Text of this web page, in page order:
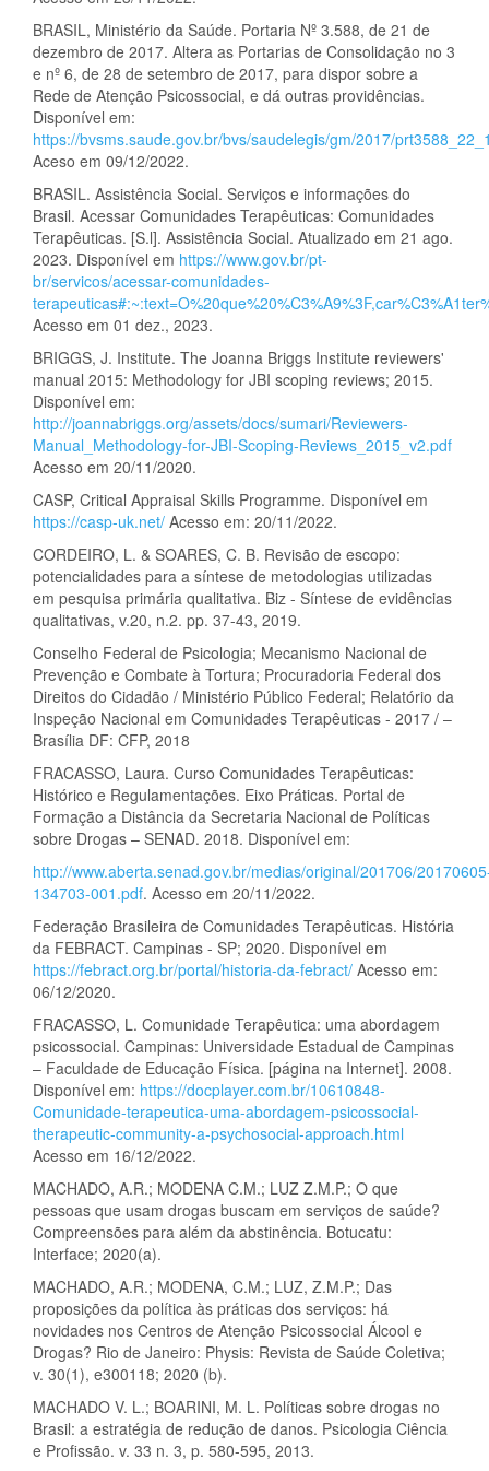
BRASIL, Ministério da Saúde. Portaria Nº 3.588, de 21 de
dezembro de 2017. Altera as Portarias de Consolidação no 3
e nº 6, de 28 de setembro de 2017, para dispor sobre a
Rede de Atenção Psicossocial, e dá outras providências.
Disponível em:
https://bvsms.saude.gov.br/bvs/saudelegis/gm/2017/
Aceso em 09/12/2022.
BRASIL. Assistência Social. Serviços e informações do
Brasil. Acessar Comunidades Terapêuticas: Comunidades
Terapêuticas. [S.l]. Assistência Social. Atualizado em 21 ago.
2023. Disponível em https://www.gov.br/pt-
br/servicos/acessar-comunidades-
Acesso em 01 dez., 2023.
BRIGGS, J. Institute. The Joanna Briggs Institute reviewers'
manual 2015: Methodology for JBI scoping reviews; 2015.
Disponível em:
http://joannabriggs.org/assets/docs/sumari/Reviewers-
Manual_Methodology-for-JBI-Scoping-Reviews_2015_v2.pdf
Acesso em 20/11/2020.
CASP, Critical Appraisal Skills Programme. Disponível em
https://casp-uk.net/ Acesso em: 20/11/2022.
CORDEIRO, L. & SOARES, C. B. Revisão de escopo:
potencialidades para a síntese de metodologias utilizadas
em pesquisa primária qualitativa. Biz - Síntese de evidências
qualitativas, v.20, n.2. pp. 37-43, 2019.
Conselho Federal de Psicologia; Mecanismo Nacional de
Prevenção e Combate à Tortura; Procuradoria Federal dos
Direitos do Cidadão / Ministério Público Federal; Relatório da
Inspeção Nacional em Comunidades Terapêuticas - 2017 / –
Brasília DF: CFP, 2018
FRACASSO, Laura. Curso Comunidades Terapêuticas:
Histórico e Regulamentações. Eixo Práticas. Portal de
Formação a Distância da Secretaria Nacional de Políticas
sobre Drogas – SENAD. 2018. Disponível em:
http://www.aberta.senad.gov.br/medias/original/201706/
134703-001.pdf. Acesso em 20/11/2022.
Federação Brasileira de Comunidades Terapêuticas. História
da FEBRACT. Campinas - SP; 2020. Disponível em
https://febract.org.br/portal/historia-da-febract/ Acesso em:
06/12/2020.
FRACASSO, L. Comunidade Terapêutica: uma abordagem
psicossocial. Campinas: Universidade Estadual de Campinas
– Faculdade de Educação Física. [página na Internet]. 2008.
Disponível em: https://docplayer.com.br/10610848-
Comunidade-terapeutica-uma-abordagem-psicossocial-
therapeutic-community-a-psychosocial-approach.html
Acesso em 16/12/2022.
MACHADO, A.R.; MODENA C.M.; LUZ Z.M.P.; O que
pessoas que usam drogas buscam em serviços de saúde?
Compreensões para além da abstinência. Botucatu:
Interface; 2020(a).
MACHADO, A.R.; MODENA, C.M.; LUZ, Z.M.P.; Das
proposições da política às práticas dos serviços: há
novidades nos Centros de Atenção Psicossocial Álcool e
Drogas? Rio de Janeiro: Physis: Revista de Saúde Coletiva;
v. 30(1), e300118; 2020 (b).
MACHADO V. L.; BOARINI, M. L. Políticas sobre drogas no
Brasil: a estratégia de redução de danos. Psicologia Ciência
e Profissão. v. 33 n. 3, p. 580-595, 2013.